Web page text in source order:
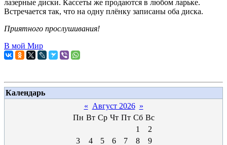
лазерные диски. Кассеты же продаются в любом ларьке.
Встречается так, что на одну плёнку записаны оба диска.
Приятного прослушивания!
В мой Мир
Календарь
« Август 2026 »
Пн Вт Ср Чт Пт Сб Вс
1
2
3
4 5 6 7 8 9